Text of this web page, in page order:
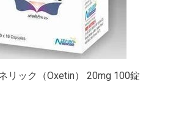
リック（Oxetin） 20mg 100錠